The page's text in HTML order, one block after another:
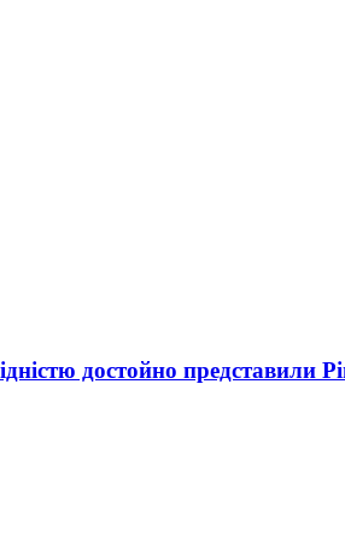
достойно представили